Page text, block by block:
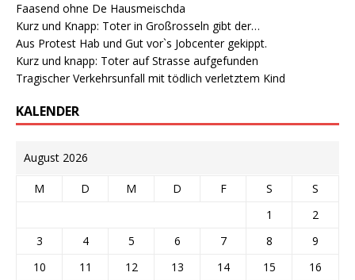
Faasend ohne De Hausmeischda
Kurz und Knapp: Toter in Großrosseln gibt der…
Aus Protest Hab und Gut vor`s Jobcenter gekippt.
Kurz und knapp: Toter auf Strasse aufgefunden
Tragischer Verkehrsunfall mit tödlich verletztem Kind
KALENDER
August 2026
M D M D F S
S
1
2
3
4 5 6 7 8
9
10
11 12 13 14 15
16